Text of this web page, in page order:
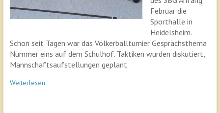
Februar die
Sporthalle in
Heidelsheim.
Schon seit Tagen war das Völkerballturnier Gesprächsthema
Nummer eins auf dem Schulhof. Taktiken wurden diskutiert,
Mannschaftsaufstellungen geplant
Weiterlesen